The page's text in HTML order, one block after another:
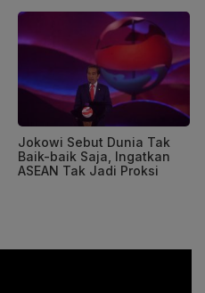
Jokowi Sebut Dunia Tak
Baik-baik Saja, Ingatkan
ASEAN Tak Jadi Proksi